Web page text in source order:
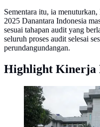
Sementara itu, ia
2025 Danantara Indonesia
sesuai tahapan audit yang
seluruh proses audit selesai
perundangundangan.
Highlight Kinerja
Wisma Danantara